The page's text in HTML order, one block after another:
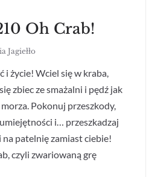
Oh Crab!
Jagiełło
i życie! Wciel się w kraba,
zbiec ze smażalni i pędź jak
Pokonuj przeszkody,
i… przeszkadzaj
patelnię zamiast ciebie!
czyli zwariowaną grę